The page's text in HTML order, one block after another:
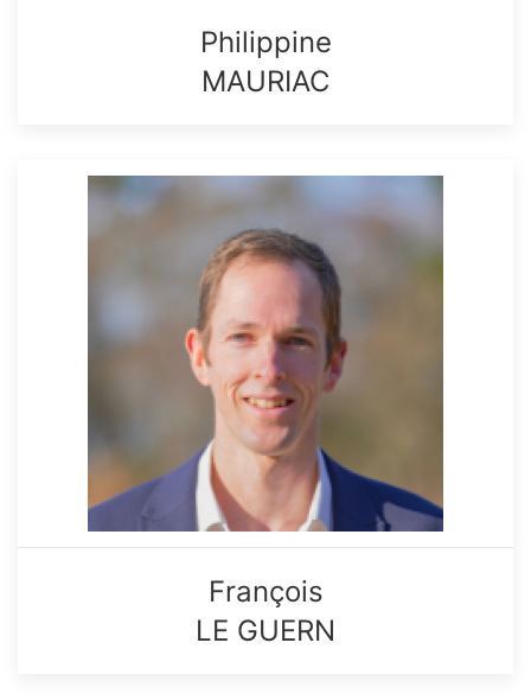
Philippine
MAURIAC
François
LE GUERN